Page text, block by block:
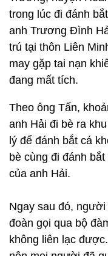
trong lúc đi đánh
anh Trương Đình
trú tại thôn Liên
may gặp tai nạn
đang mất tích.
Theo ông Tấn,
anh Hải đi bè ra
lý để đánh bắt cá
bè cùng đi đánh
của anh Hải.
Ngay sau đó,
đoàn gọi qua bộ
không liên lạc